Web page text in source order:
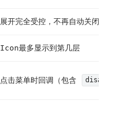
展开完全受控，不再自动关闭已展开
Icon最多显示到第几层
点击菜单时回调（包含 disabled